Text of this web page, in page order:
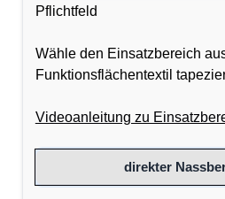
Pflichtfeld
Wähle den Einsatzbereich
Funktionsflächentextil
Videoanleitung zu
direkter